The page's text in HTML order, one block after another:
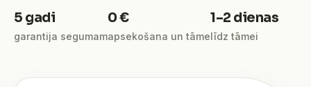
5 gadi
garantija segumam
0 €
apsekošana un tāme
1–2 dienas
līdz tāmei